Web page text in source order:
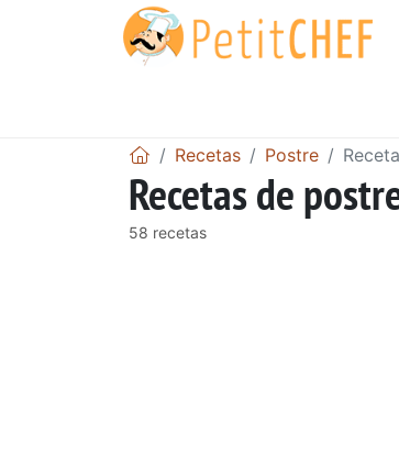
Recetas Postre
Recetas de
58 recetas